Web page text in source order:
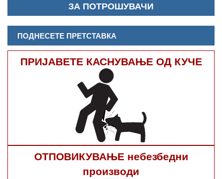
ЗА ПОТРОШУВАЧИ
ПОДНЕСЕТЕ ПРЕТСТАВКА
ПРИЈАВЕТЕ КАСНУВАЊЕ ОД КУЧЕ
ОТПОВИКУВАЊЕ небезбедни
производи